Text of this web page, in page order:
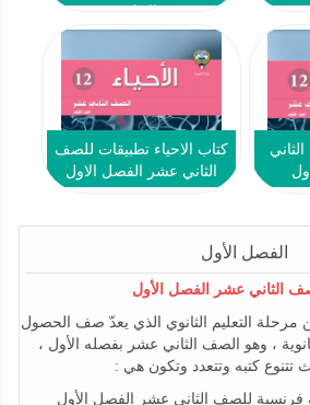
كتاب الاحياء تطبيقات للصف
الثاني عشر الفصل الاول
الفصل الأول
الثاني عشر الفصل الأول
مرحلة التعليم الثانوي الذي يعدّ صف الحصول
، وهو الصف الثاني عشر بفصله الأول ،
تتنوع كتبه وتتعدد وتكون هي :